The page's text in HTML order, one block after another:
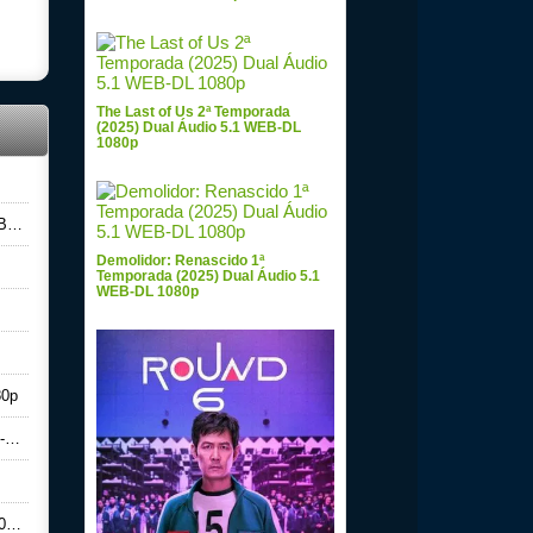
The Last of Us 2ª Temporada
(2025) Dual Áudio 5.1 WEB-DL
1080p
Demolidor: Renascido 1ª
Temporada (2025) Dual Áudio 5.1
WEB-DL 1080p